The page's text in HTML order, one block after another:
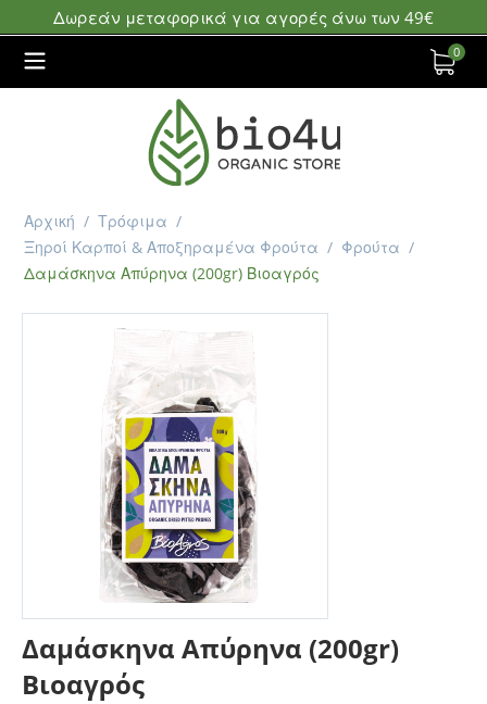
Δωρεάν μεταφορικά για αγορές άνω των 49€
0
Αρχική / Τρόφιμα /
Ξηροί Καρποί & Αποξηραμένα Φρούτα / Φρούτα /
Δαμάσκηνα Απύρηνα (200gr) Βιοαγρός
Δαμάσκηνα Απύρηνα (200gr)
Βιοαγρός